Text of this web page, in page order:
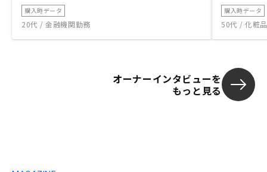
購入時データ
20代 / 金融機関勤務
購入時データ
50代 / 化粧
オーナーインタビューを
もっと見る